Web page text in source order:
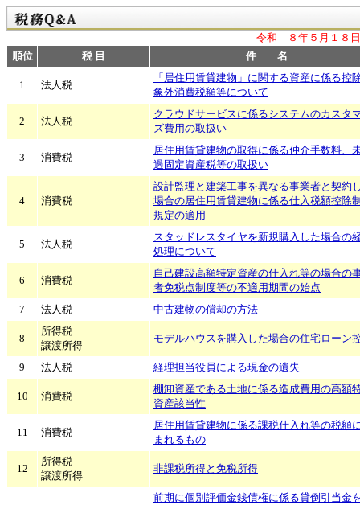
令和 ８年５月１８
順位
税 目 件 名
1 法人税
「居住用賃貸建物」に関する資産に係る控
象外消費税額等について
2 法人税
クラウドサービスに係るシステムのカスタ
ズ費用の取扱い
3 消費税
居住用賃貸建物の取得に係る仲介手数料、
過固定資産税等の取扱い
4 消費税
設計監理と建築工事を異なる事業者と契約
場合の居住用賃貸建物に係る仕入税額控除
規定の適用
5 法人税
スタッドレスタイヤを新規購入した場合の
処理について
6 消費税
自己建設高額特定資産の仕入れ等の場合の
者免税点制度等の不適用期間の始点
7
法人税 中古建物の償却の方法
8
所得税
譲渡所得
モデルハウスを購入した場合の住宅ローン
9 法人税 経理担当役員による現金の遺失
10 消費税
棚卸資産である土地に係る造成費用の高額
資産該当性
11 消費税
居住用賃貸建物に係る課税仕入れ等の税額
まれるもの
12
所得税
譲渡所得
非課税所得と免税所得
前期に個別評価金銭債権に係る貸倒引当金